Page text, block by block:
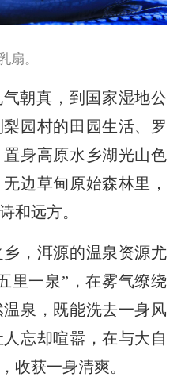
扇。
朝真，到国家湿地公
园村的田园生活、罗
身高原水乡湖光山色
边草甸原始森林里，
和远方。
，洱源的温泉资源尤
里一泉”，在雾气缭绕
泉，既能洗去一身风
忘却喧嚣，在与大自
收获一身清爽。